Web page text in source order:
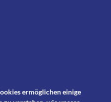
Salesermöglichen einige